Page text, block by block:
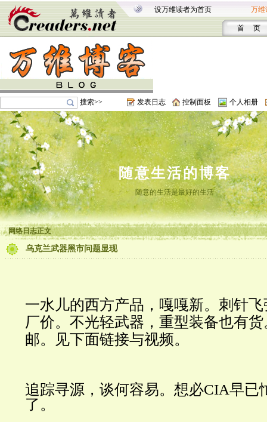
设万维读者为首页 万维
首 页
搜索>> 发表日志 控制面板 个人相册
随意生活的博客
随意的生活是最好的生活
网络日志正文
乌克兰武器黑市问题显现
一水儿的西方产品，嘎嘎新。刺针
厂价。不光轻武器，重型装备也有货
邮。见下面链接与视频。
追踪寻源，谈何容易。想必CIA早已
了。